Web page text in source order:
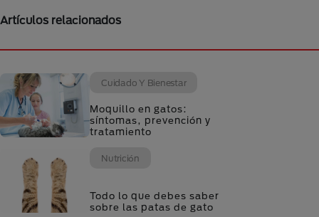
Artículos relacionados
Cuidado Y Bienestar
Moquillo en gatos:
síntomas, prevención y
tratamiento
Nutrición
Todo lo que debes saber
sobre las patas de gato